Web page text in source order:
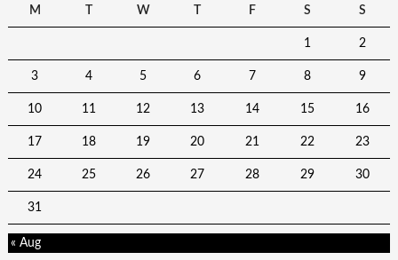
M
T W T F S S
1 2
3 4 5 6 7 8 9
10 11 12 13 14 15 16
17 18 19 20 21 22 23
24 25 26 27 28 29 30
31
« Aug